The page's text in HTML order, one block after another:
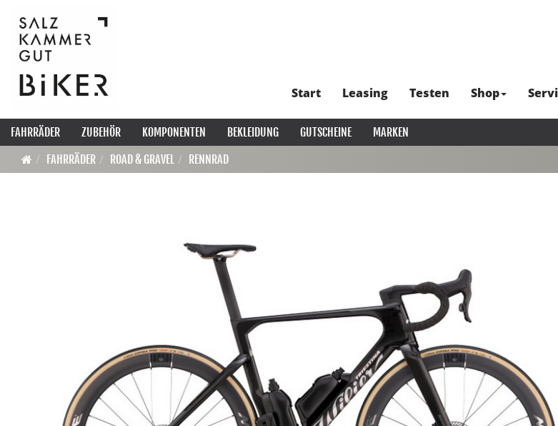
Start Leasing Testen Shop
FAHRRÄDER ZUBEHÖR KOMPONENTEN BEKLEIDUNG GUTSCHEINE
MARKEN
FAHRRÄDER
ROAD & GRAVEL RENNRAD